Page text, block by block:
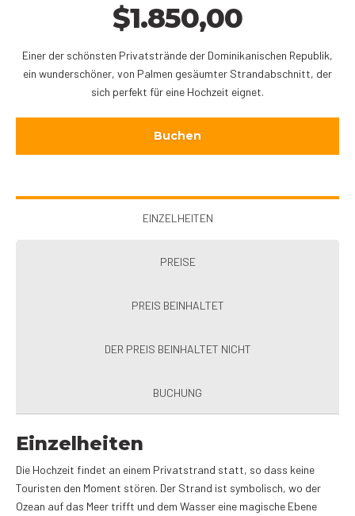
$1.850,00
Einer der schönsten Privatstrände der Dominikanischen Republik,
ein wunderschöner, von Palmen gesäumter Strandabschnitt, der
sich perfekt für eine Hochzeit eignet.
Buchen
EINZELHEITEN
PREISE
PREIS BEINHALTET
DER PREIS BEINHALTET NICHT
BUCHUNG
Einzelheiten
Die Hochzeit findet an einem Privatstrand statt, so dass keine
Touristen den Moment stören. Der Strand ist symbolisch, wo der
Ozean auf das Meer trifft und dem Wasser eine magische Ebene